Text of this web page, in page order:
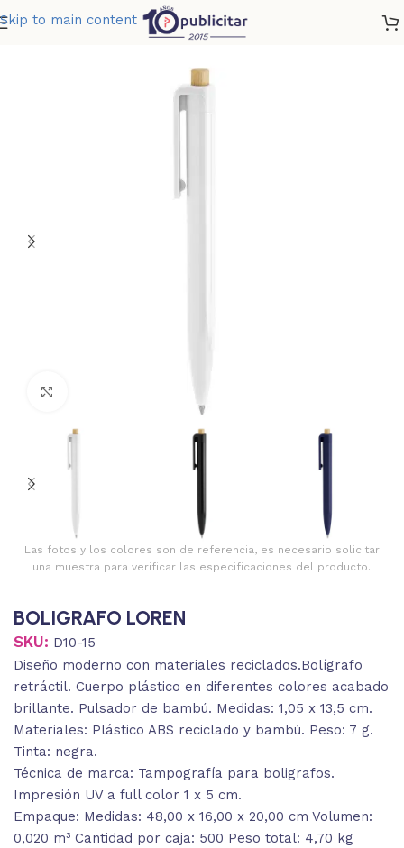
Skip to main content
BOLIGRAFO LOREN
Las fotos y los colores son de referencia, es necesario solicitar
una muestra para verificar las especificaciones del producto.
BOLIGRAFO LOREN
SKU: D10-15
Diseño moderno con materiales reciclados.Bolígrafo
retráctil. Cuerpo plástico en diferentes colores acabado
brillante. Pulsador de bambú. Medidas: 1,05 x 13,5 cm.
Materiales: Plástico ABS reciclado y bambú. Peso: 7 g.
Tinta: negra.
Técnica de marca: Tampografía para boligrafos.
Impresión UV a full color 1 x 5 cm.
Empaque: Medidas: 48,00 x 16,00 x 20,00 cm Volumen:
0,020 m³ Cantidad por caja: 500 Peso total: 4,70 kg